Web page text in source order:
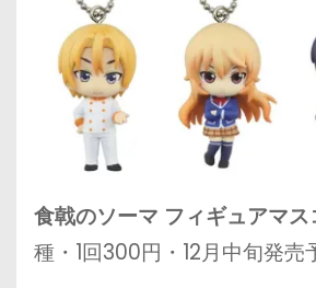
食戟のソーマ フィギュアマス
種・1回300円・12月中旬発売